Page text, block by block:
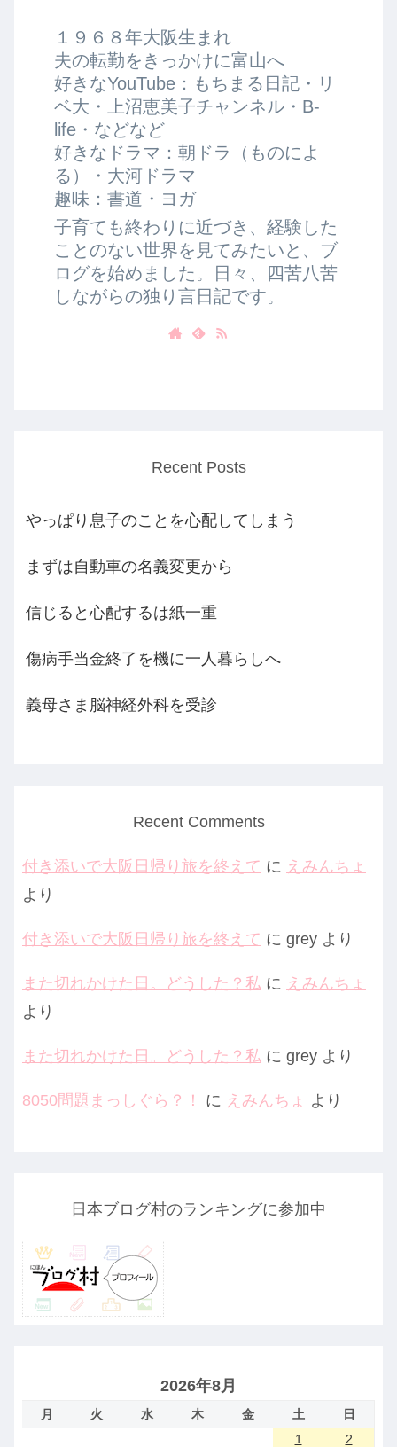
１９６８年大阪生まれ
夫の転勤をきっかけに富山へ
好きなYouTube：もちまる日記・リ
ベ大・上沼恵美子チャンネル・B-
life・などなど
好きなドラマ：朝ドラ（ものによ
る）・大河ドラマ
趣味：書道・ヨガ
子育ても終わりに近づき、経験した
ことのない世界を見てみたいと、ブ
ログを始めました。日々、四苦八苦
しながらの独り言日記です。
Recent Posts
やっぱり息子のことを心配してしまう
まずは自動車の名義変更から
信じると心配するは紙一重
傷病手当金終了を機に一人暮らしへ
義母さま脳神経外科を受診
Recent Comments
付き添いで大阪日帰り旅を終えて に えみんちょ
より
付き添いで大阪日帰り旅を終えて に grey より
また切れかけた日。どうした？私 に えみんちょ
より
また切れかけた日。どうした？私 に grey より
8050問題まっしぐら？！ に えみんちょ より
日本ブログ村のランキングに参加中
2026年8月
月 火 水 木 金 土
日
1
2